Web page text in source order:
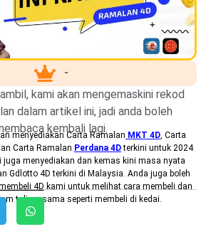
-
kami akan mengemaskini rekod
dalam artikel ini, jadi anda boleh
kembali lagi.
menyediakan Carta Ramalan MKT 4D , Carta
Carta Ramalan Perdana 4Dterkini untuk 2024
juga menyediakan dan kemas kini masa nyata
Gdlotto 4D terkini di Malaysia. Anda juga boleh
4D kami untuk melihat cara membeli dan
talian, sama seperti membeli di kedai.